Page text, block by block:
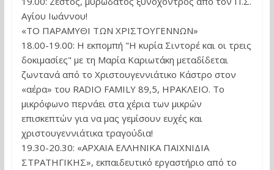
Αγίου Ιωάννου!
«ΤΟ ΠΑΡΑΜΥΘΙ ΤΩΝ ΧΡΙΣΤΟΥΓΕΝΝΩΝ»
18.00-19.00: Η εκπομπή "Η κυρία Σιντορέ και οι τρεις
δοκιμασίες" με τη Μαρία Καριωτάκη μεταδίδεται
ζωντανά από το Χριστουγεννιάτικο Κάστρο στον
«αέρα» του RADIO FAMILY 89,5, ΗΡΑΚΛΕΙΟ. Το
μικρόφωνο περνάει στα χέρια των μικρών
επισκεπτών για να μας γεμίσουν ευχές και
χριστουγεννιάτικα τραγούδια!
19.30-20.30: «ΑΡΧΑΙΑ ΕΛΛΗΝΙΚΑ ΠΑΙΧΝΙΔΙΑ
ΣΤΡΑΤΗΓΙΚΗΣ», εκπαιδευτικό εργαστήριο από το